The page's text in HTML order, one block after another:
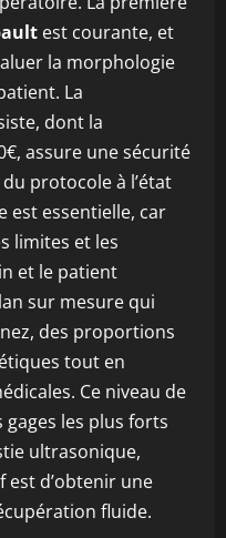
est courante, et
la morphologie
La
dont la
assure une sécurité
protocole à l’état
est essentielle, car
limites et les
et le patient
sur mesure qui
des proportions
tout en
Ce niveau de
gages les plus forts
ultrasonique,
est d’obtenir une
fluide.